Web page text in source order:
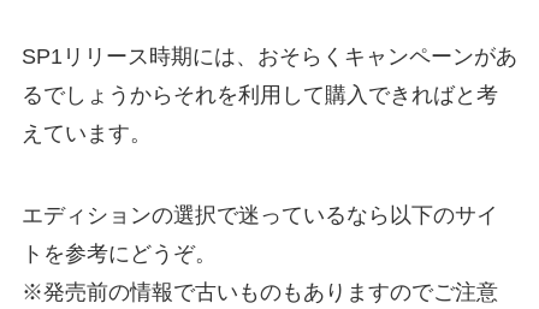
SP1リリース時期には、おそらくキャンペーンがあ
るでしょうからそれを利用して購入できればと考
えています。
エディションの選択で迷っているなら以下のサイ
トを参考にどうぞ。
※発売前の情報で古いものもありますのでご注意